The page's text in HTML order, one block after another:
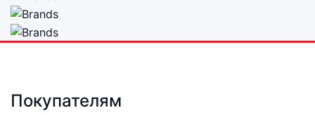
Покупателям